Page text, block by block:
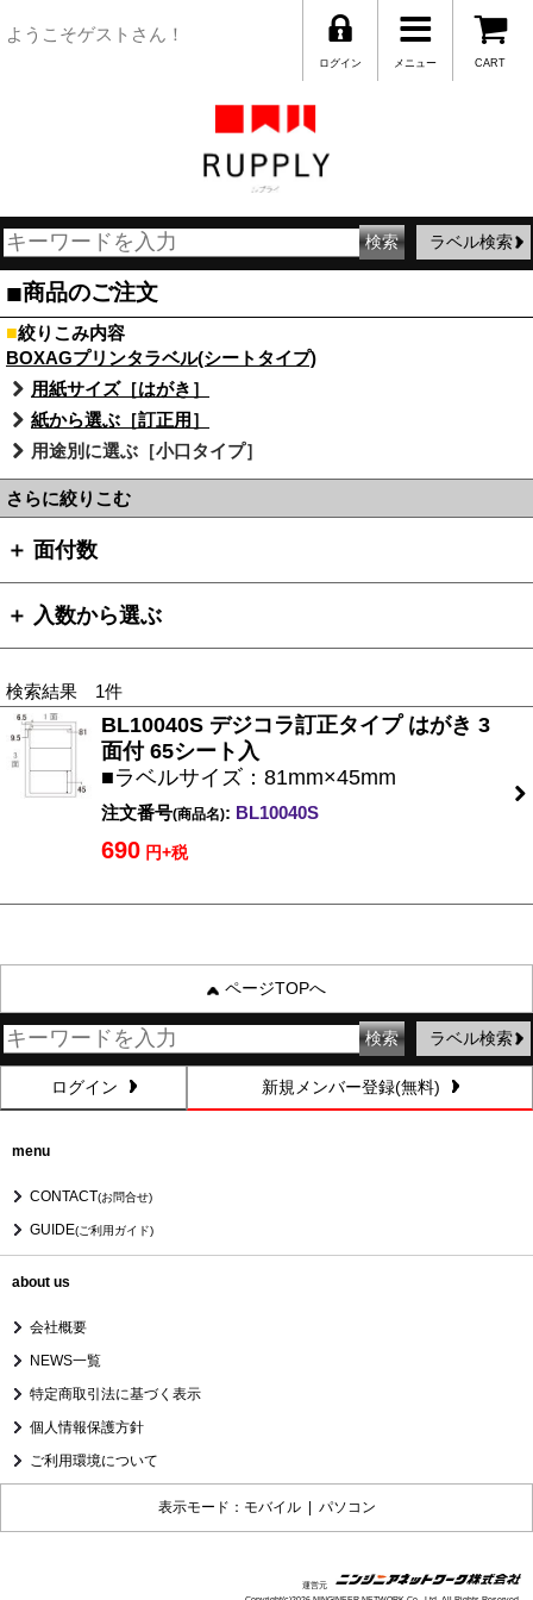
ようこそゲストさん！
CART
メニュー
ログイン
ラベル検索
■商品のご注文
■絞りこみ内容
BOXAGプリンタラベル(シートタイプ)
用紙サイズ［はがき］
紙から選ぶ［訂正用］
用途別に選ぶ［小口タイプ］
さらに絞りこむ
＋ 面付数
＋ 入数から選ぶ
検索結果 1件
BL10040S デジコラ訂正タイプ はがき 3
面付 65シート入
■ラベルサイズ：81mm×45mm
注文番号(商品名): BL10040S
690 円+税
ページTOPへ
ラベル検索
ログイン 新規メンバー登録(無料)
menu
CONTACT(お問合せ)
GUIDE(ご利用ガイド)
about us
会社概要
NEWS一覧
特定商取引法に基づく表示
個人情報保護方針
ご利用環境について
表示モード：モバイル | パソコン
運営元